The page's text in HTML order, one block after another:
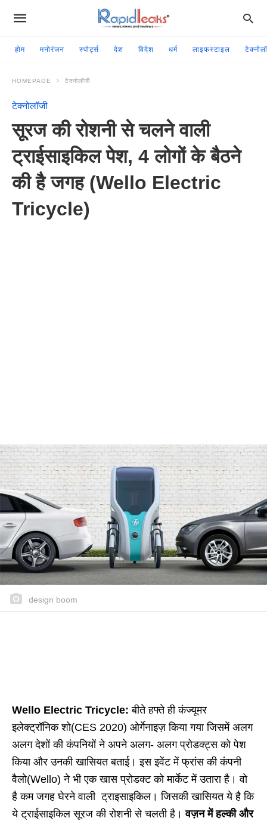
होम मनोरंजन स्पोर्ट्स देश विदेश धर्म लाइफस्टाइल
HOMEPAGE टेक्नोलॉजी
टेक्नोलॉजी
सूरज की रोशनी से चलने वाली
ट्राईसाइकिल पेश, 4 लोगों के बैठने
की है जगह (Wello Electric
Tricycle)
design boom
Wello Electric Tricycle:बीते हफ्ते ही कंज्यूमर
इलेक्ट्रॉनिक शो(CES 2020) ओर्गेनाइज़ किया गया जिसमें अलग
अलग देशों की कंपनियों ने अपने अलग- अलग प्रोडक्ट्स को पेश
किया और उनकी खासियत बताई। इस इवेंट में फ्रांस की कंपनी
वैलो(Wello) ने भी एक खास प्रोडक्ट को मार्केट में उतारा है। वो
है कम जगह घेरने वाली ट्राइसाइकिल। जिसकी खासियत ये है कि
ये ट्राईसाइकिल सूरज की रोशनी से चलती है। वज़न में हल्की और